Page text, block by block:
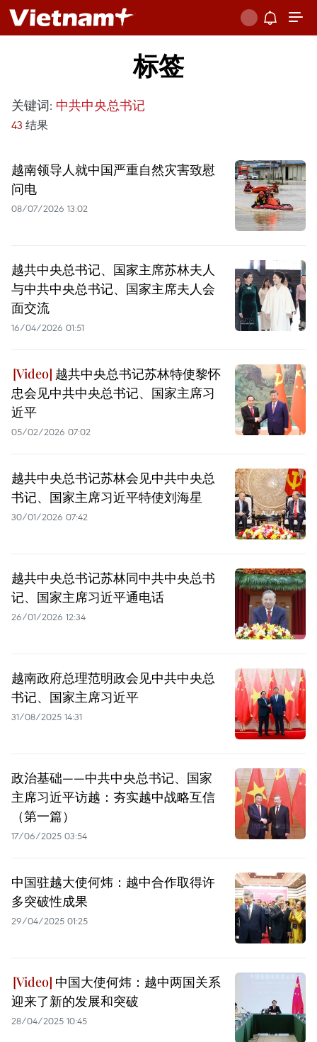
标签
关键词: 中共中央总书记
43 结果
越南领导人就中国严重自然灾害致慰
问电
08/07/2026 13:02
越共中央总书记、国家主席苏林夫人
与中共中央总书记、国家主席夫人会
面交流
16/04/2026 01:51
越共中央总书记苏林特使黎怀
忠会见中共中央总书记、国家主席习
近平
05/02/2026 07:02
越共中央总书记苏林会见中共中央总
书记、国家主席习近平特使刘海星
30/01/2026 07:42
越共中央总书记苏林同中共中央总书
记、国家主席习近平通电话
26/01/2026 12:34
越南政府总理范明政会见中共中央总
书记、国家主席习近平
31/08/2025 14:31
政治基础——中共中央总书记、国家
主席习近平访越：夯实越中战略互信
（第一篇）
17/06/2025 03:54
中国驻越大使何炜：越中合作取得许
多突破性成果
29/04/2025 01:25
中国大使何炜：越中两国关系
迎来了新的发展和突破
28/04/2025 10:45